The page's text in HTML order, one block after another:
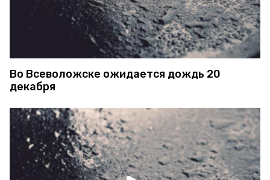
Во Всеволожске ожидается дождь 20
декабря